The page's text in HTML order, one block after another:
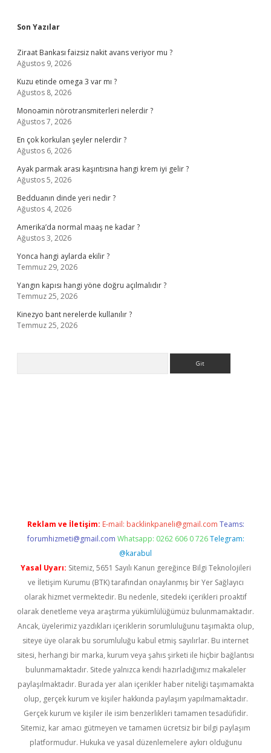
Son Yazılar
Ziraat Bankası faizsiz nakit avans veriyor mu ?
Ağustos 9, 2026
Kuzu etinde omega 3 var mı ?
Ağustos 8, 2026
Monoamin nörotransmiterleri nelerdir ?
Ağustos 7, 2026
En çok korkulan şeyler nelerdir ?
Ağustos 6, 2026
Ayak parmak arası kaşıntısına hangi krem iyi gelir ?
Ağustos 5, 2026
Bedduanın dinde yeri nedir ?
Ağustos 4, 2026
Amerika’da normal maaş ne kadar ?
Ağustos 3, 2026
Yonca hangi aylarda ekilir ?
Temmuz 29, 2026
Yangın kapısı hangi yöne doğru açılmalıdır ?
Temmuz 25, 2026
Kinezyo bant nerelerde kullanılır ?
Temmuz 25, 2026
Reklam ve İletişim: E-mail: backlinkpaneli@gmail.com Teams:
forumhizmeti@gmail.com Whatsapp: 0262 606 0 726 Telegram:
@karabul
Yasal Uyarı: Sitemiz, 5651 Sayılı Kanun gereğince Bilgi Teknolojileri
ve İletişim Kurumu (BTK) tarafından onaylanmış bir Yer Sağlayıcı
olarak hizmet vermektedir. Bu nedenle, sitedeki içerikleri proaktif
olarak denetleme veya araştırma yükümlülüğümüz bulunmamaktadır.
Ancak, üyelerimiz yazdıkları içeriklerin sorumluluğunu taşımakta olup,
siteye üye olarak bu sorumluluğu kabul etmiş sayılırlar. Bu internet
sitesi, herhangi bir marka, kurum veya şahıs şirketi ile hiçbir bağlantısı
bulunmamaktadır. Sitede yalnızca kendi hazırladığımız makaleler
paylaşılmaktadır. Burada yer alan içerikler haber niteliği taşımamakta
olup, gerçek kurum ve kişiler hakkında paylaşım yapılmamaktadır.
Gerçek kurum ve kişiler ile isim benzerlikleri tamamen tesadüfidir.
Sitemiz, kar amacı gütmeyen ve tamamen ücretsiz bir bilgi paylaşım
platformudur. Hukuka ve yasal düzenlemelere aykırı olduğunu